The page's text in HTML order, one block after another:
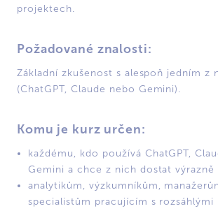
projektech.
Požadované znalosti:
Základní zkušenost s alespoň jedním z
(ChatGPT, Claude nebo Gemini).
Komu je kurz určen:
každému, kdo používá ChatGPT,
Gemini a chce z nich dostat výrazně
analytikům, výzkumníkům,
specialistům pracujícím s rozsáhlými